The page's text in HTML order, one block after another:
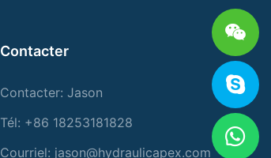
Contacter
Contacter: Jason
Tél: +86 18253181828
Courriel: jason@hydraulicapex.com